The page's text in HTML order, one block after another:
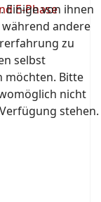
E-Phase
Einige von ihnen
andere
zu
selbst
möchten. Bitte
nicht
stehen.